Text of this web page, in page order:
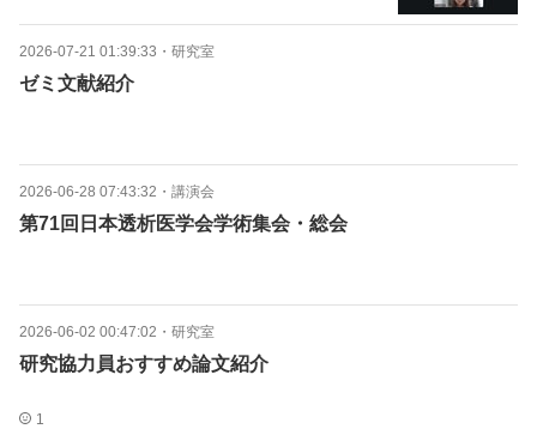
2026-07-21 01:39:33 ・ 研究室
ゼミ文献紹介
2026-06-28 07:43:32 ・ 講演会
第71回日本透析医学会学術集会・総会
2026-06-02 00:47:02 ・ 研究室
研究協力員おすすめ論文紹介
1